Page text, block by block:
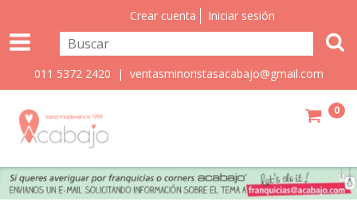
Crear cuenta Iniciar sesión
011 5372 2420 | ventasminoristasacabajo@gmail.com
0